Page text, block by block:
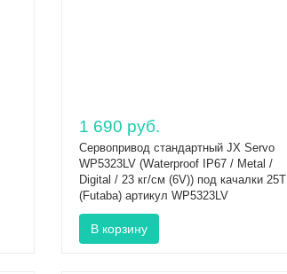
1 690 руб.
Сервопривод стандартный JX Servo
WP5323LV (Waterproof IP67 / Metal /
Digital / 23 кг/см (6V)) под качалки 25T
(Futaba) артикул WP5323LV